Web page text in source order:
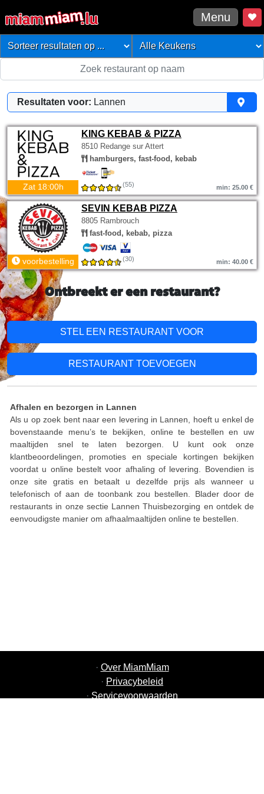
Menu
Resultaten voor: Lannen
KING KEBAB & PIZZA
8510 Redange sur Attert
hamburgers, fast-food, kebab
Zat 18:00h (55) min: 25.00 €
SEVIN KEBAB PIZZA
8805 Rambrouch
fast-food, kebab, pizza
voorbestelling (30) min: 40.00 €
Ontbreekt er een restaurant?
STEL EEN RESTAURANT VOOR
RESTAURANT TOEVOEGEN
Afhalen en bezorgen in Lannen
Als u op zoek bent naar een levering in Lannen, hoeft u enkel de
bovenstaande menu’s te bekijken, online te bestellen en uw
maaltijden snel te laten bezorgen. U kunt ook onze
klantbeoordelingen, promoties en speciale kortingen bekijken
voordat u online bestelt voor afhaling of levering. Bovendien is
onze site gratis en betaalt u dezelfde prijs als wanneer u
telefonisch of aan de toonbank zou bestellen. Blader door de
restaurants in onze sectie Lannen Thuisbezorging en ontdek de
eenvoudigste manier om afhaalmaaltijden online te bestellen.
· Over MiamMiam
· Privacybeleid
· Servicevoorwaarden